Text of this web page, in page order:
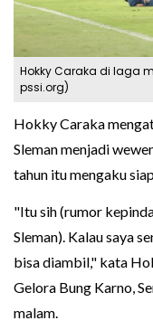
Hokky Caraka di laga
pssi.org)
Hokky Caraka
Sleman menjadi
tahun itu mengaku
"Itu sih (rumor
Sleman). Kalau saya
bisa diambil," kata
Gelora Bung Karno,
malam.